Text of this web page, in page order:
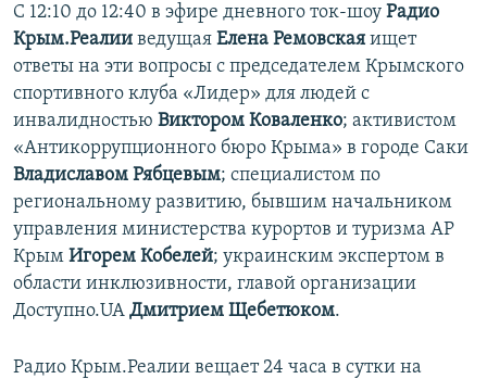
С 12:10 до 12:40 в эфире дневного ток-шоу Радио
Крым.Реалии ведущая Елена Ремовская ищет
ответы на эти вопросы с председателем Крымского
спортивного клуба «Лидер» для людей с
инвалидностью Виктором Коваленко; активистом
«Антикоррупционного бюро Крыма» в городе Саки
Владиславом Рябцевым; специалистом по
региональному развитию, бывшим начальником
управления министерства курортов и туризма АР
Крым Игорем Кобелей; украинским экспертом в
области инклюзивности, главой организации
Доступно.UA Дмитрием Щебетюком.
Радио Крым.Реалии вещает 24 часа в сутки на